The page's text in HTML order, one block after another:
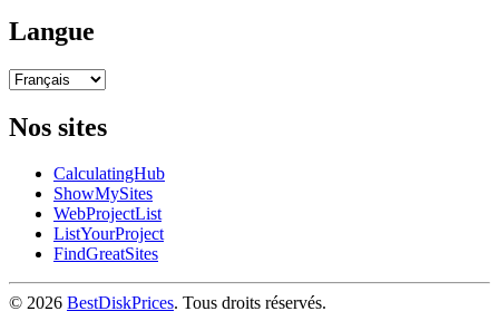
Langue
Nos sites
CalculatingHub
ShowMySites
WebProjectList
ListYourProject
FindGreatSites
© 2026 BestDiskPrices. Tous droits réservés.